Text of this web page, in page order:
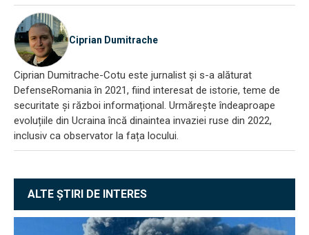
Ciprian Dumitrache
Ciprian Dumitrache-Cotu este jurnalist și s-a alăturat
DefenseRomania în 2021, fiind interesat de istorie, teme de
securitate și război informațional. Urmărește îndeaproape
evoluțiile din Ucraina încă dinaintea invaziei ruse din 2022,
inclusiv ca observator la fața locului.
ALTE ȘTIRI DE INTERES